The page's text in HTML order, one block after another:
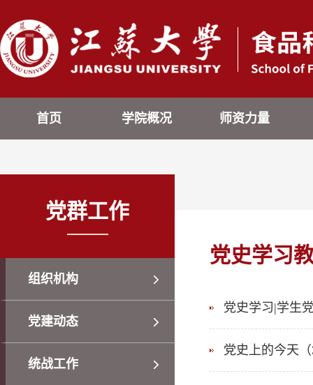
首页 学院概况 师资力量
党群工作
组织机构
党建动态
统战工作
党史学习
党史学习|学生
党史上的今天